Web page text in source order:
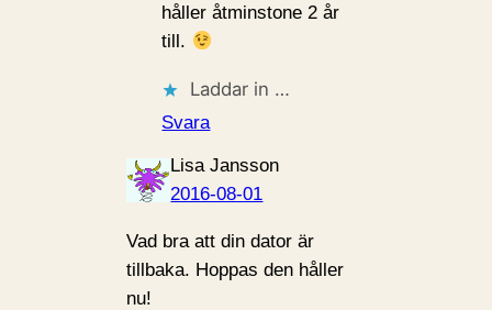
håller åtminstone 2 år
till.
Laddar in …
Svara
Lisa Jansson
2016-08-01
Vad bra att din dator är
tillbaka. Hoppas den håller
nu!